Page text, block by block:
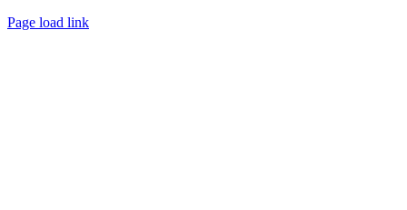
Page load link